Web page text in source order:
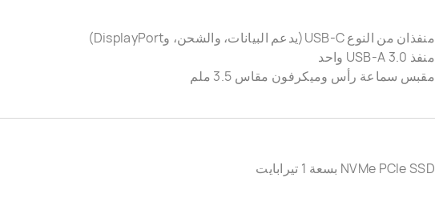
منفذان من النوع USB-C(يدعم البيانات، والشحن، وDisplayPort)
منفذ USB-A 3.0 واحد
مقبس سماعة رأس وميكرفون مقاس 3.5 ملم